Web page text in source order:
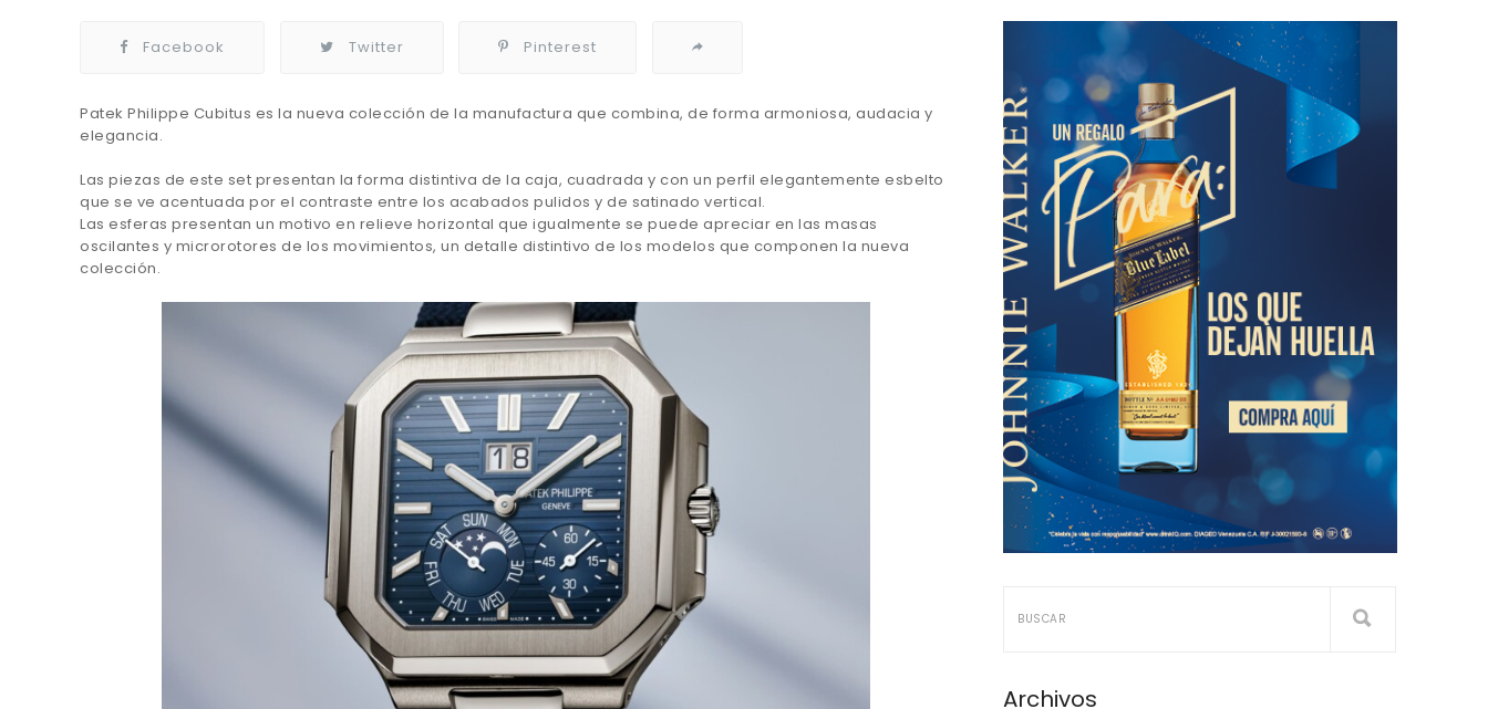
Facebook Twitter Pinterest
Patek Philippe Cubitus es la nueva colección de la manufactura que combina, de forma armoniosa, audacia y
elegancia.
Las piezas de este set presentan la forma distintiva de la caja, cuadrada y con un perfil elegantemente esbelto
que se ve acentuada por el contraste entre los acabados pulidos y de satinado vertical.
Las esferas presentan un motivo en relieve horizontal que igualmente se puede apreciar en las masas
oscilantes y microrotores de los movimientos, un detalle distintivo de los modelos que componen la nueva
colección.
Archivos